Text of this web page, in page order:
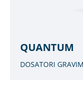
QUANTUM
DOSATORI